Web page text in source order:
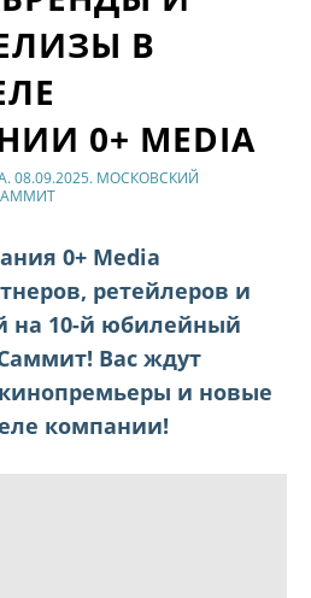
В
0+ MEDIA
МОСКОВСКИЙ
0+ Media
ретейлеров и
на 10-й юбилейный
Вас ждут
и новые
компании!